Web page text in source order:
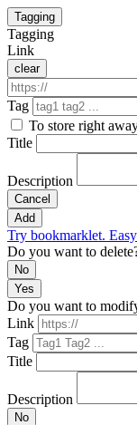
Tagging
Tagging
Link
clear
Tag
To store right
Title
Description
Cancel
Add
Try bookmarklet.
Do you want to
No
Yes
Do you want to
Link
Tag
Title
Description
No